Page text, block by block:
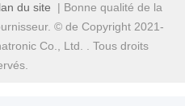
du site | Bonne qualité de la
© de Copyright 2021-
Co., Ltd. . Tous droits